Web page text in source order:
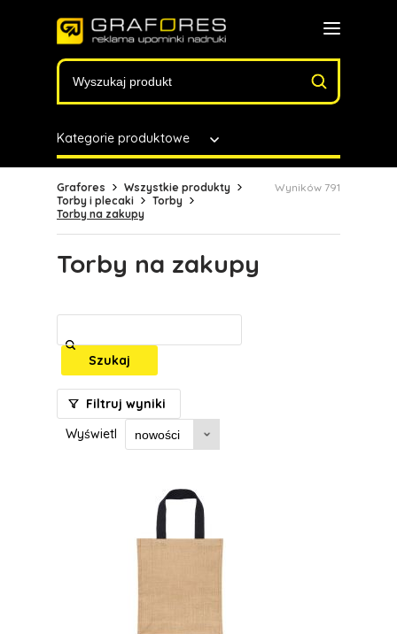
Kategorie produktowe
Grafores
Wszystkie produkty
Torby i plecaki
Torby
Torby na zakupy
Wyników 791
Torby na zakupy
Szukaj
Filtruj wyniki
Wyświetl